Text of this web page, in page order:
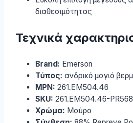
διαθεσιμότητας
Τεχνικά
Brand: Emerson
Τύπος: ανδρικό μαγιό
MPN: 261.EM504.46
SKU: 261.EM504.46-
Χρώμα: Μαύρο